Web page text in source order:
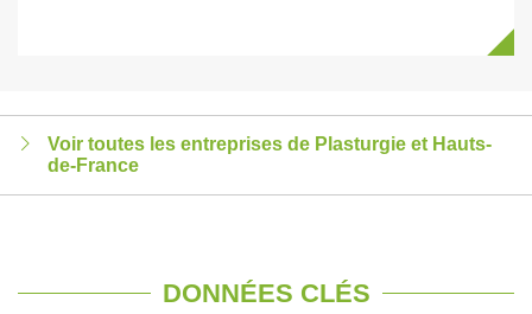
Voir toutes les entreprises de Plasturgie et Hauts-
de-France
DONNÉES CLÉS